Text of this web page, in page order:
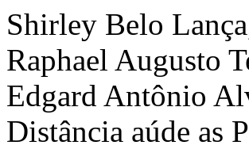
Shirley Belo
Raphael Augusto
Edgard Antônio
Distância aúde as